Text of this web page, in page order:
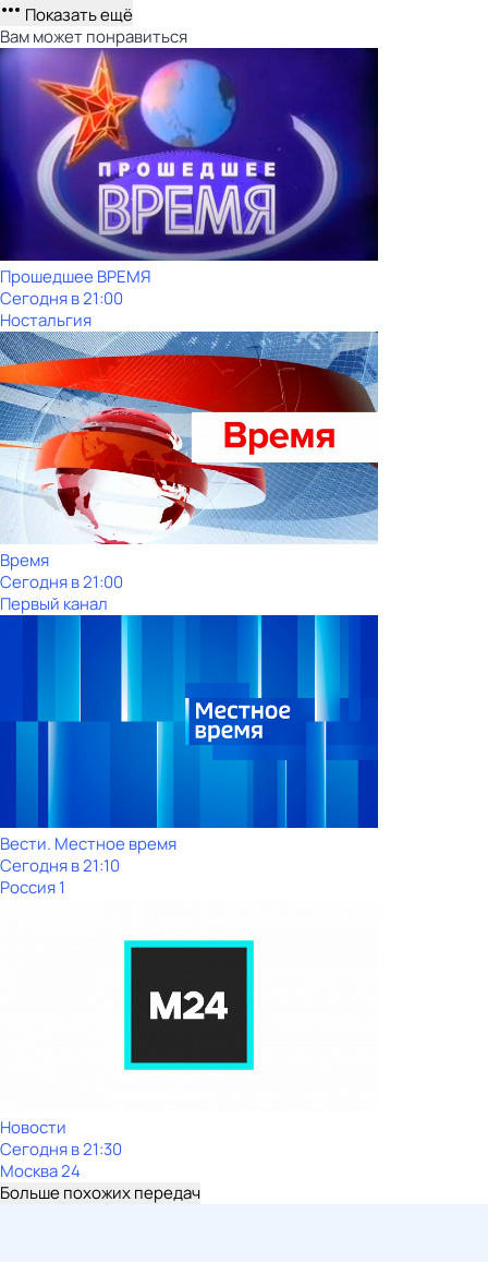
Показать ещё
Вам может понравиться
Прошедшее ВРЕМЯ
Сегодня в 21:00
Ностальгия
Время
Сегодня в 21:00
Первый канал
Вести. Местное время
Сегодня в 21:10
Россия 1
Новости
Сегодня в 21:30
Москва 24
Больше похожих передач